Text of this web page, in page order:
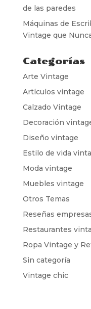
de las paredes
Máquinas de
Vintage que
Categorías
Arte Vintage
Artículos vintage
Calzado Vintage
Decoración
Diseño vintage
Estilo de vida
Moda vintage
Muebles vintage
Otros Temas
Reseñas
Restaurantes
Ropa Vintage y
Sin categoría
Vintage chic